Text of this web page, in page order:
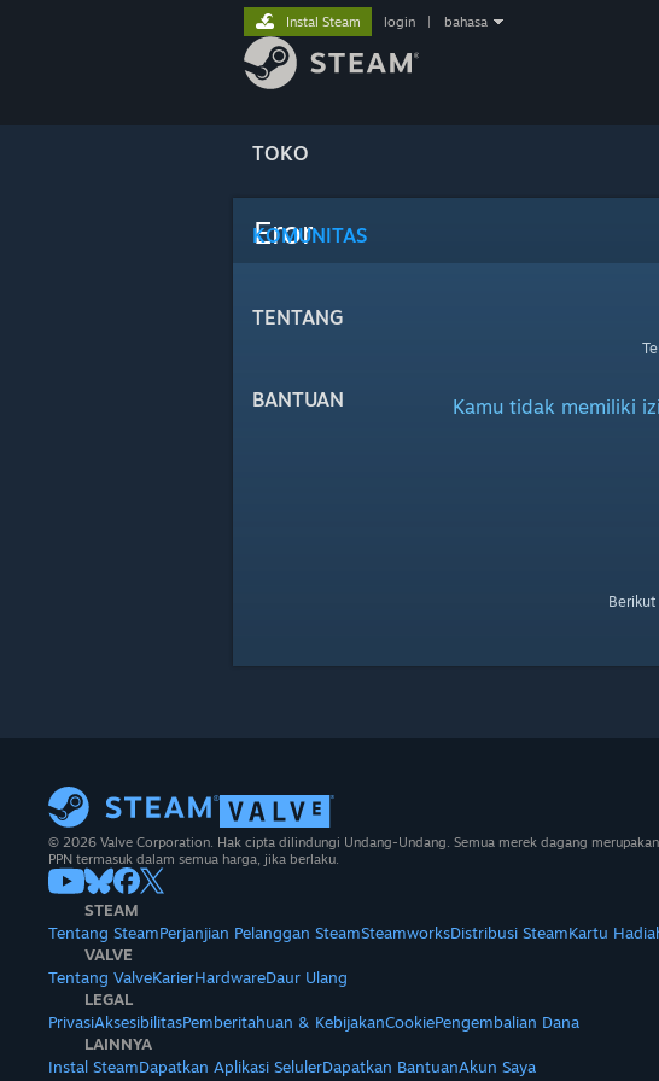
TOKO
KOMUNITAS
TENTANG
BANTUAN
Instal Steam login bahasa
Eror
Kamu tidak memiliki
© 2026 Valve Corporation. Hak cipta dilindungi Undang-Undang. Semua merek dagang
PPN termasuk dalam semua harga, jika berlaku.
STEAM
Tentang SteamPerjanjian Pelanggan SteamSteamworksDistribusi SteamKartu
VALVE
Tentang ValveKarierHardwareDaur Ulang
LEGAL
PrivasiAksesibilitasPemberitahuan & KebijakanCookiePengembalian Dana
LAINNYA
Instal SteamDapatkan Aplikasi SelulerDapatkan BantuanAkun Saya